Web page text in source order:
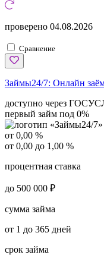
проверено 04.08.2026
Сравнение
Займы24/7: Онлайн
доступно через
первый займ под 0%
от 0,00 %
от 0,00 до 1,00 %
процентная ставка
до 500 000 ₽
сумма займа
от 1 до 365 дней
срок займа